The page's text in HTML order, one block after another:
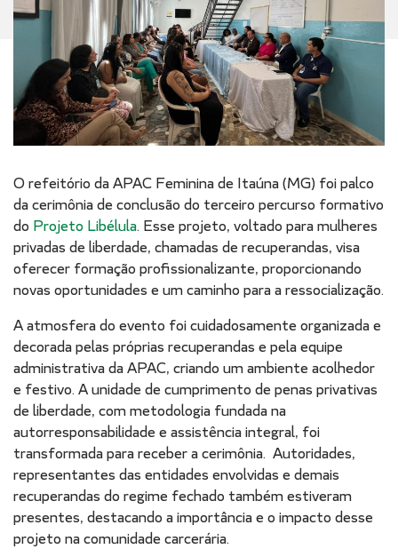
O refeitório da APAC Feminina de Itaúna (MG) foi palco
da cerimônia de conclusão do terceiro percurso formativo
do Projeto Libélula. Esse projeto, voltado para mulheres
privadas de liberdade, chamadas de recuperandas, visa
oferecer formação profissionalizante, proporcionando
novas oportunidades e um caminho para a ressocialização.
A atmosfera do evento foi cuidadosamente organizada e
decorada pelas próprias recuperandas e pela equipe
administrativa da APAC, criando um ambiente acolhedor
e festivo. A unidade de cumprimento de penas privativas
de liberdade, com metodologia fundada na
autorresponsabilidade e assistência integral, foi
transformada para receber a cerimônia. Autoridades,
representantes das entidades envolvidas e demais
recuperandas do regime fechado também estiveram
presentes, destacando a importância e o impacto desse
projeto na comunidade carcerária.